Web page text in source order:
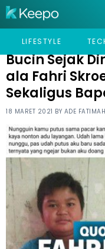
LIFESTYLE
HOME HUMOR
BUCIN
Bucin Sejak
ala Fahri
Sekaligus
18 MARET 2021 BY ADE FATIMAH